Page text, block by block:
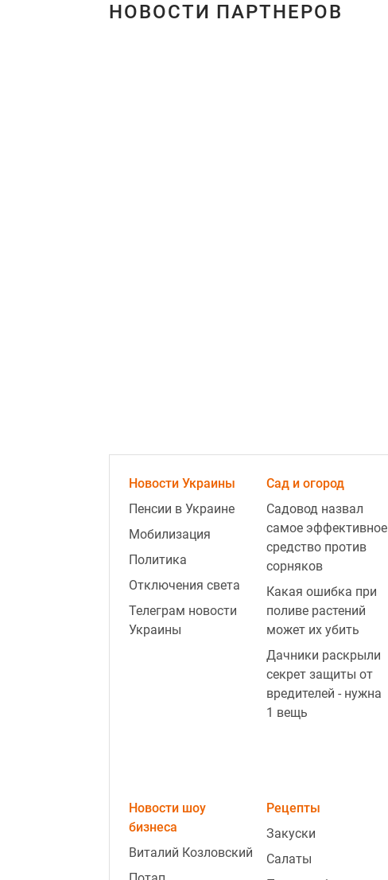
НОВОСТИ ПАРТНЕРОВ
Новости Украины
Пенсии в Украине
Мобилизация
Политика
Отключения света
Телеграм новости
Украины
Сад и огород
Садовод назвал
самое эффективное
средство против
сорняков
Какая ошибка при
поливе растений
может их убить
Дачники раскрыли
секрет защиты от
вредителей - нужна
1 вещь
Новости шоу
бизнеса
Виталий Козловский
Рецепты
Закуски
Салаты